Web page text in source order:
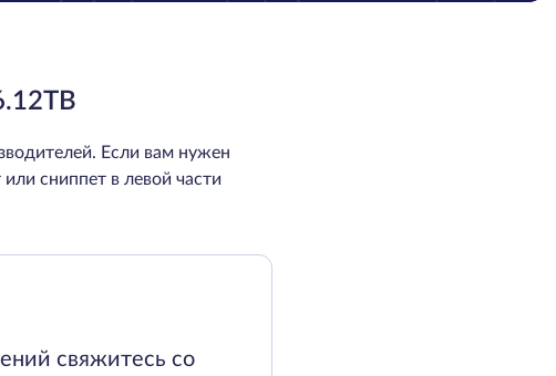
Если вам нужен
сниппет в левой части
свяжитесь со